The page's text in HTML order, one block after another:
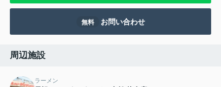
無料 お問い合わせ
周辺施設
ラーメン